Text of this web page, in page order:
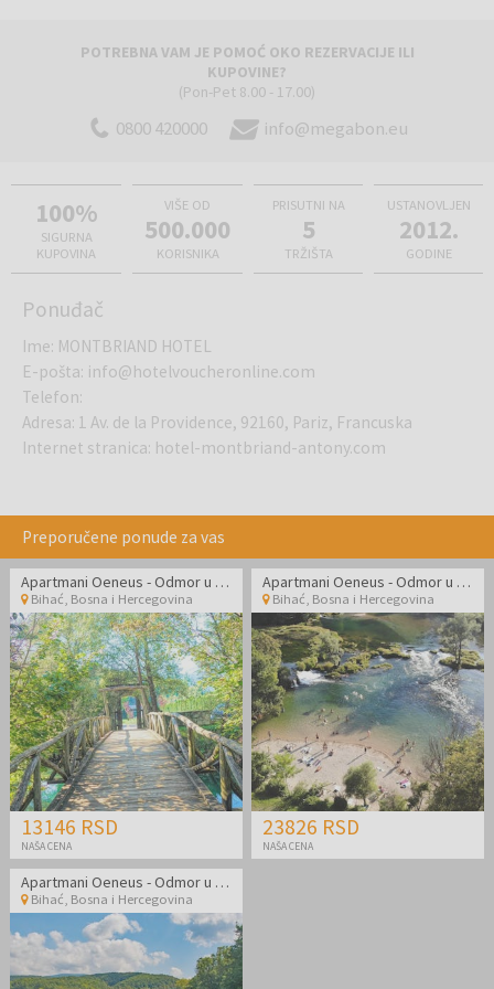
boravak dopunjuju 24-časovna recepcija, ljubazno višejezično
osoblje, ostava za prtljag i moderno opremljene sale za sastanke za
katedralu Notre-Dame, uživajte u kupovini u modnim četvrtima ili se
prepustite autentičnom francuskom gostoprimstvu, vrhunskoj
gastronomiji i vrhunskim vinima. Ova destinacija predstavlja savršen
izbor za nezaboravan gradski odmor, uspešno poslovno putovanje
ili romantični beg u srce Francuske!
POTREBNA VAM JE POMOĆ OKO REZERVACIJE ILI
KUPOVINE?
(Pon-Pet 8.00 - 17.00)
0800 420000 info@megabon.eu
100%
SIGURNA
KUPOVINA
VIŠE OD
500.000
KORISNIKA
PRISUTNI NA
5
TRŽIŠTA
USTANOVLJEN
2012.
GODINE
Ponuđač
Ime: MONTBRIAND HOTEL
E-pošta: info@hotelvoucheronline.com
Telefon:
Adresa: 1 Av. de la Providence, 92160, Pariz, Francuska
Internet stranica: hotel-montbriand-antony.com
Preporučene ponude za vas
Apartmani Oeneus - Odmor u blizini reke Une i Japodskih otoka uz čari netaknute prirode
Bihać Bosna i Hercegovina
13146 RSD
NAŠA CENA
Apartmani Oeneus - Odmor u blizini reke Une i Japodskih otoka uz čari netaknute prirode
Bihać Bosna i Hercegovina
23826 RSD
NAŠA CENA
Apartmani Oeneus - Odmor u blizini reke Une i Japodskih ostrva uz čari netaknute prirode
Bihać Bosna i Hercegovina